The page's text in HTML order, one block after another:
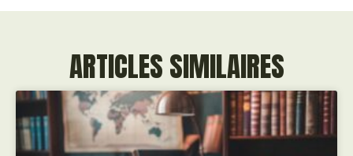
ARTICLES SIMILAIRES